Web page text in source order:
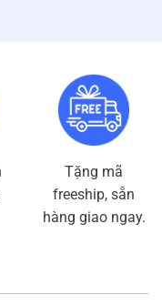
Tặng mã
freeship, sẵn
hàng giao ngay.